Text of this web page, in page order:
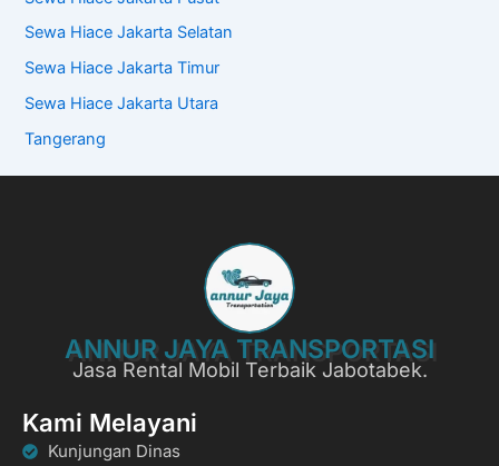
Sewa Hiace Jakarta Selatan
Sewa Hiace Jakarta Timur
Sewa Hiace Jakarta Utara
Tangerang
ANNUR JAYA TRANSPORTASI
Jasa Rental Mobil Terbaik Jabotabek.
Kami Melayani
Kunjungan Dinas